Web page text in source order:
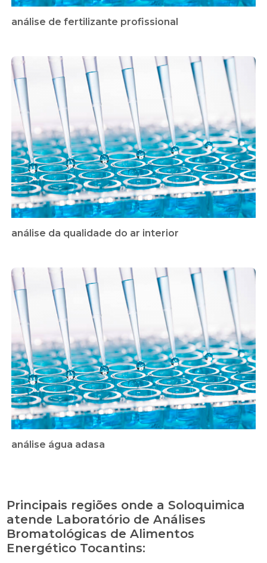
análise de fertilizante profissional
análise da qualidade do ar interior
análise água adasa
Principais regiões onde a Soloquimica
atende Laboratório de Análises
Bromatológicas de Alimentos
Energético Tocantins: